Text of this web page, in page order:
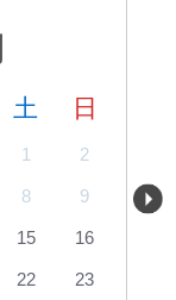
土 日
1 2
8 9
15 16
22 23